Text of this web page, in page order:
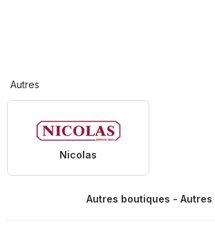
Autres
Nicolas
Autres boutiques - Autres